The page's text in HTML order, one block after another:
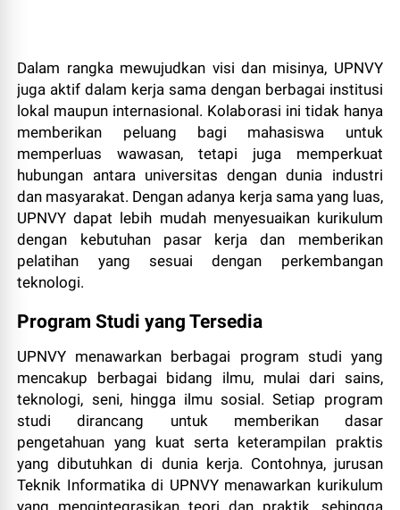
Dalam rangka mewujudkan visi dan misinya, UPNVY
juga aktif dalam kerja sama dengan berbagai institusi
lokal maupun internasional. Kolaborasi ini tidak hanya
memberikan peluang bagi mahasiswa untuk
memperluas wawasan, tetapi juga memperkuat
hubungan antara universitas dengan dunia industri
dan masyarakat. Dengan adanya kerja sama yang luas,
UPNVY dapat lebih mudah menyesuaikan kurikulum
dengan kebutuhan pasar kerja dan memberikan
pelatihan yang sesuai dengan perkembangan
teknologi.
Program Studi yang Tersedia
UPNVY menawarkan berbagai program studi yang
mencakup berbagai bidang ilmu, mulai dari sains,
teknologi, seni, hingga ilmu sosial. Setiap program
studi dirancang untuk memberikan dasar
pengetahuan yang kuat serta keterampilan praktis
yang dibutuhkan di dunia kerja. Contohnya, jurusan
Teknik Informatika di UPNVY menawarkan kurikulum
yang mengintegrasikan teori dan praktik, sehingga